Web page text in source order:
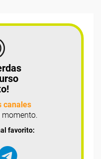
canales
momento.
favorito: